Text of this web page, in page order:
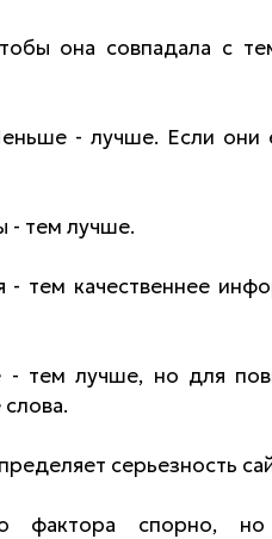
она совпадала с
- лучше. Если они
- тем лучше.
тем качественнее
тем лучше, но для
серьезность
фактора спорно,